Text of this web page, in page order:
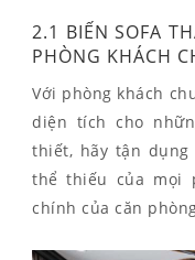
2.1 BIẾN SOFA
PHÒNG KHÁCH
Với phòng khách
diện tích cho
thiết, hãy tận
thể thiếu của mọi
chính của căn